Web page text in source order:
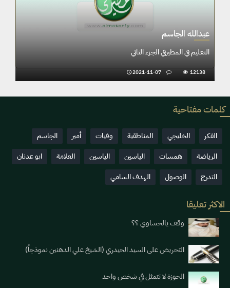
التعليم في المطيرفي الجزء الثاني
12138
كلمات مفتاحية
الفكر الخليجي المناطقية وفيات أمير
الجاسم
الرياضة
همسات الياسين الياسين العلامة
ابو عدنان
التدرج
الوصول الهدف السامي
الاكثر تعليقا
وقف يالحساوي ؟؟
التحريض على السيد الحيدري (الشيخ علي الدهنين نموذجاً)
الحوزة لا تتمثل في شخص واحد